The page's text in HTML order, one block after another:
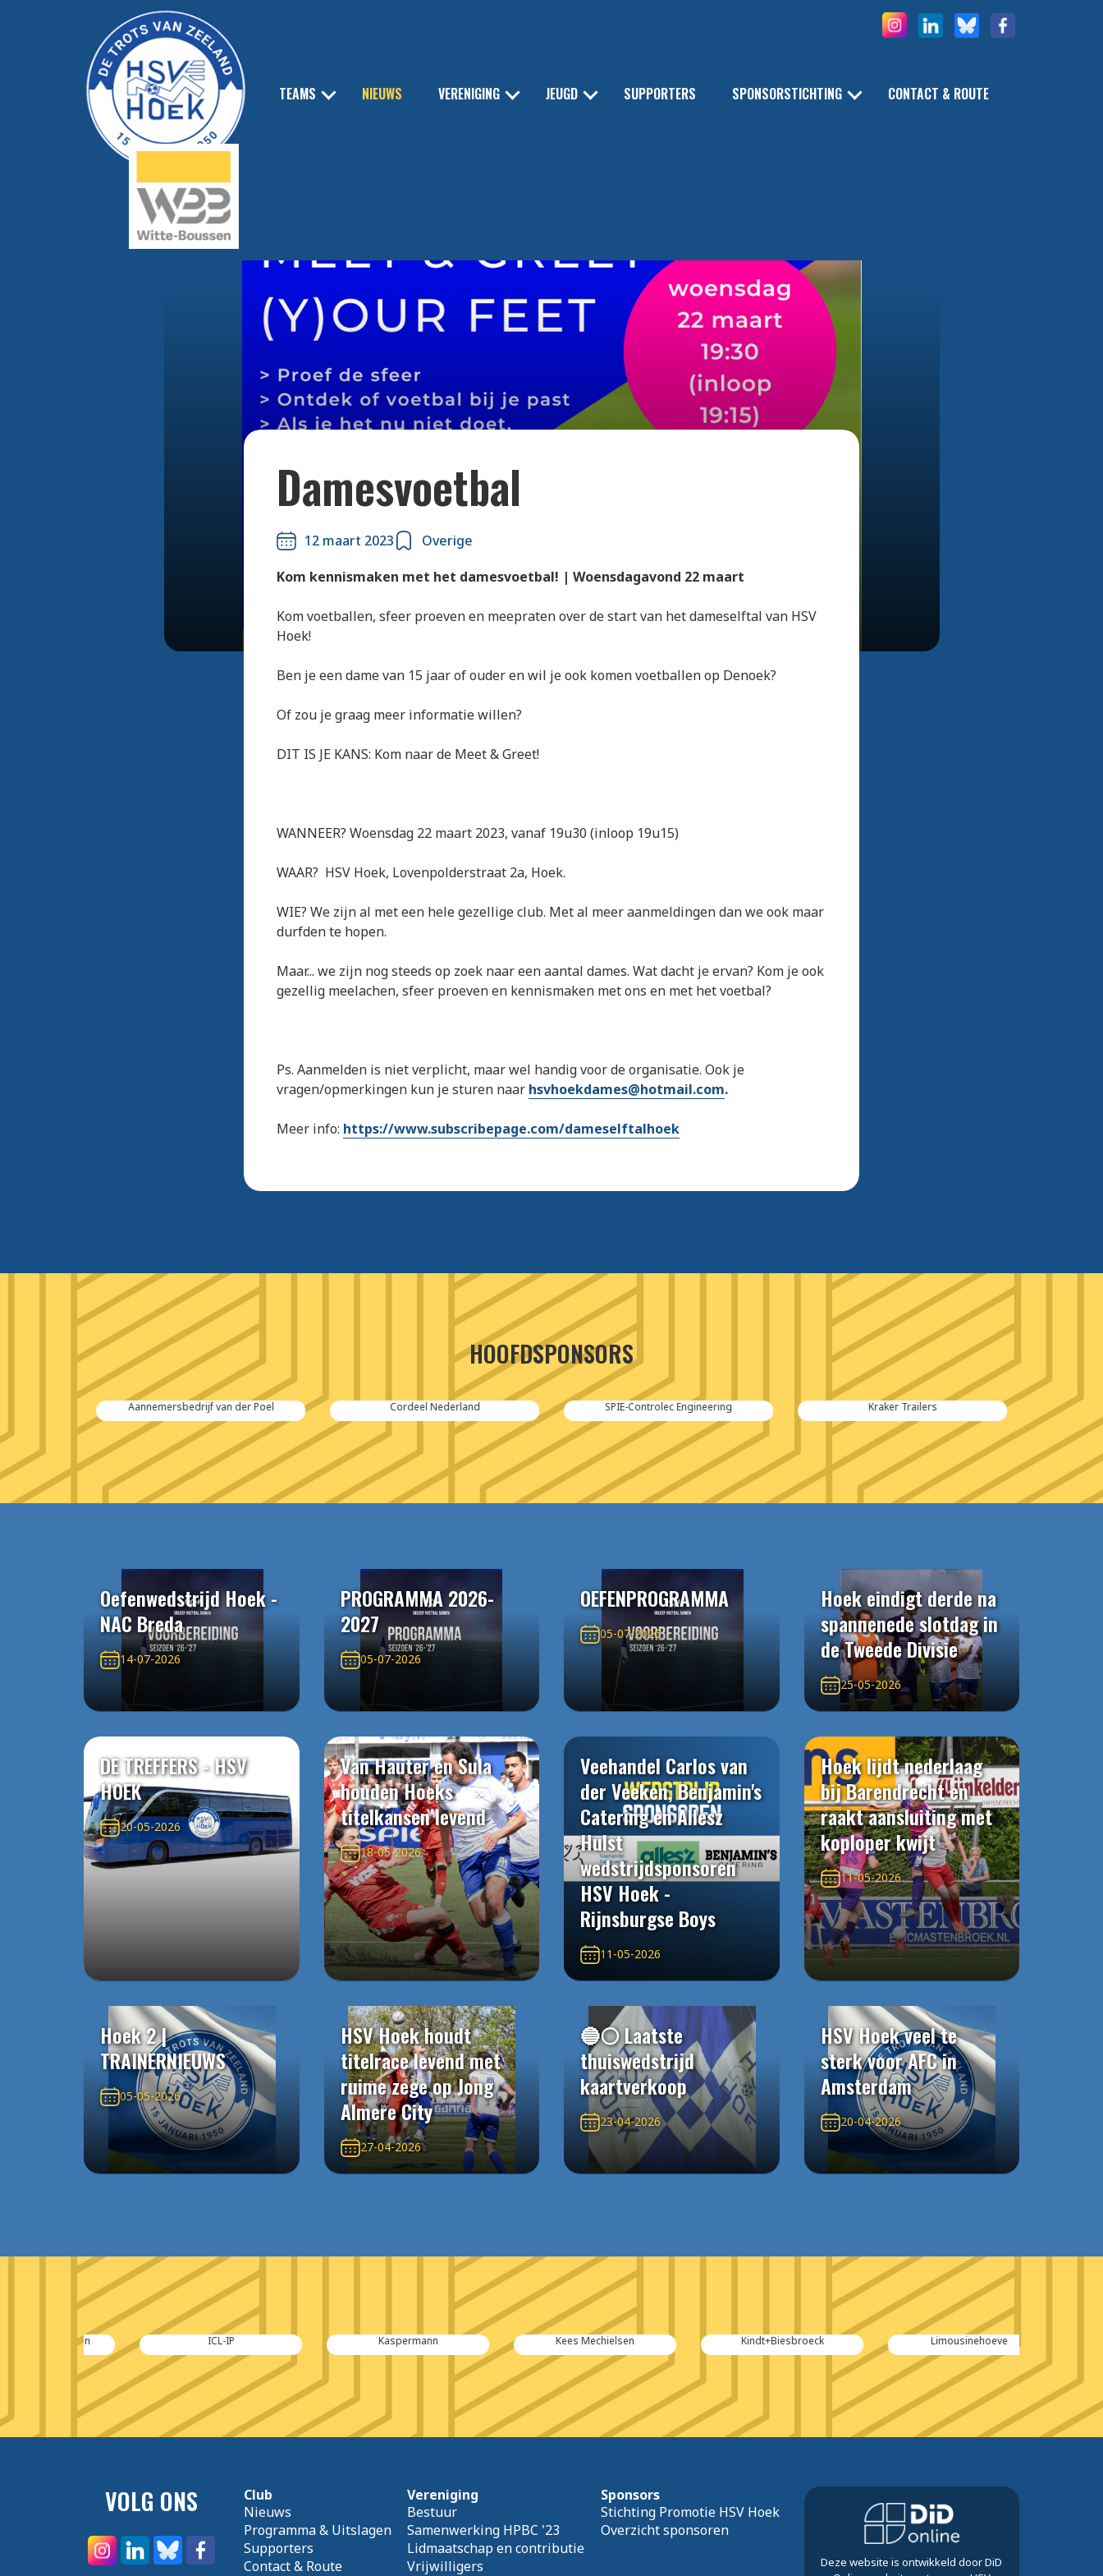
TEAMS NIEUWS VERENIGING JEUGD SUPPORTERS SPONSORSTICHTING CONTACT & ROUTE
Bekijk alle foto's
Damesvoetbal
12 maart 2023
Overige
Kom kennismaken met het damesvoetbal! | Woensdagavond 22 maart
Kom voetballen, sfeer proeven en meepraten over de start van het dameselftal van HSV
Hoek!
Ben je een dame van 15 jaar of ouder en wil je ook komen voetballen op Denoek?
Of zou je graag meer informatie willen?
DIT IS JE KANS: Kom naar de Meet & Greet!
WANNEER? Woensdag 22 maart 2023, vanaf 19u30 (inloop 19u15)
WAAR? HSV Hoek, Lovenpolderstraat 2a, Hoek.
WIE? We zijn al met een hele gezellige club. Met al meer aanmeldingen dan we ook maar
durfden te hopen.
Maar... we zijn nog steeds op zoek naar een aantal dames. Wat dacht je ervan? Kom je ook
gezellig meelachen, sfeer proeven en kennismaken met ons en met het voetbal?
Ps. Aanmelden is niet verplicht, maar wel handig voor de organisatie. Ook je
vragen/opmerkingen kun je sturen naar hsvhoekdames@hotmail.com.
Meer info: https://www.subscribepage.com/dameselftalhoek
HOOFDSPONSORS
Aannemersbedrijf van der Poel Cordeel Nederland SPIE-Controlec Engineering Kraker Trailers
Oefenwedstrijd Hoek -
NAC Breda
14-07-2026
PROGRAMMA 2026-
2027
05-07-2026
OEFENPROGRAMMA
05-07-2026
Hoek eindigt derde na
spannenede slotdag in
de Tweede Divisie
25-05-2026
DE TREFFERS - HSV
HOEK
20-05-2026
Van Hauter en Sula
houden Hoeks
titelkansen levend
18-05-2026
Veehandel Carlos van
der Veeken, Benjamin's
Catering en Allesz
Hulst
wedstrijdsponsoren
HSV Hoek -
Rijnsburgse Boys
11-05-2026
Hoek lijdt nederlaag
bij Barendrecht en
raakt aansluiting met
koploper kwijt
11-05-2026
Hoek 2 |
TRAINERNIEUWS
05-05-2026
HSV Hoek houdt
titelrace levend met
ruime zege op Jong
Almere City
27-04-2026
🔵⚪️ Laatste
thuiswedstrijd
kaartverkoop
23-04-2026
HSV Hoek veel te
sterk voor AFC in
Amsterdam
20-04-2026
Kaspermann Kees Mechielsen Kindt+Biesbroeck Limousinehoeve
VOLG ONS
Club
Nieuws
Programma & Uitslagen
Supporters
Contact & Route
Vereniging
Bestuur
Samenwerking HPBC '23
Lidmaatschap en contributie
Vrijwilligers
Sponsors
Stichting Promotie HSV Hoek
Overzicht sponsoren
Deze website is ontwikkeld door DiD